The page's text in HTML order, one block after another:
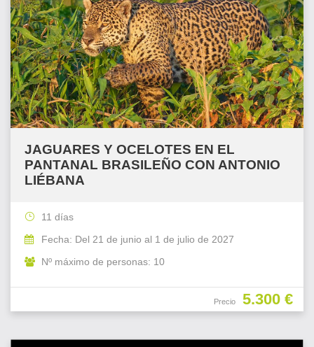
JAGUARES Y OCELOTES EN EL
PANTANAL BRASILEÑO CON ANTONIO
LIÉBANA
Precio 5.300 €
11 días
Fecha: Del 21 de junio al 1 de julio de 2027
Nº máximo de personas: 10